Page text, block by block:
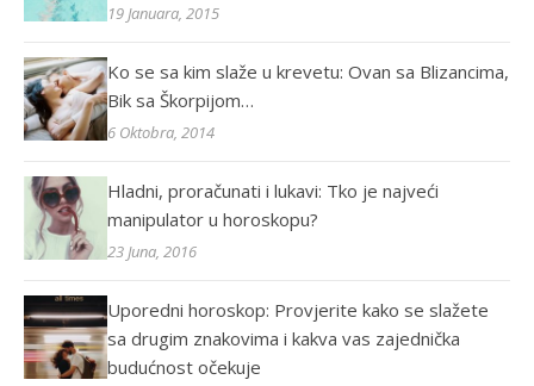
19 Januara, 2015
Ko se sa kim slaže u krevetu: Ovan sa Blizancima,
Bik sa Škorpijom…
6 Oktobra, 2014
Hladni, proračunati i lukavi: Tko je najveći
manipulator u horoskopu?
23 Juna, 2016
Uporedni horoskop: Provjerite kako se slažete
sa drugim znakovima i kakva vas zajednička
budućnost očekuje